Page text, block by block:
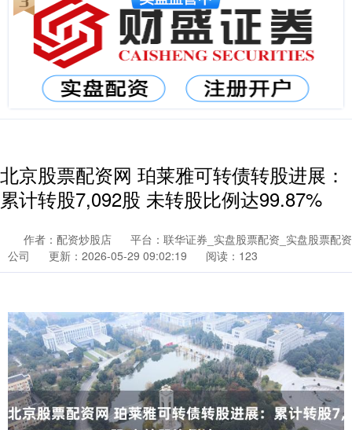
北京股票配资网 珀莱雅可转债转股进展：
累计转股7,092股 未转股比例达99.87%
作者：配资炒股店
平台：联华证券_实盘股票配资_实盘股票配资
公司
更新：2026-05-29 09:02:19 阅读：123